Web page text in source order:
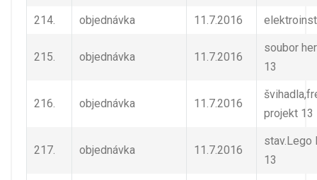
214. objednávka 11.7.2016
215. objednávka 11.7.2016
soubor
13
216. objednávka 11.7.2016
projekt 13
217. objednávka 11.7.2016
stav.Lego
13